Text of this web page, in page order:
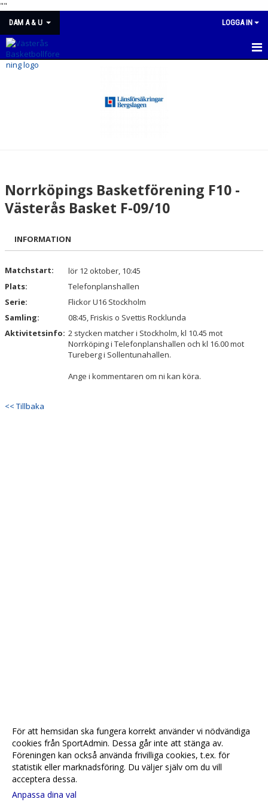
""
DAM A & U LOGGA IN
DAM A & U
BILDGALLERI
KONTAKT
Norrköpings Basketförening F10 -
Västerås Basket F-09/10
INFORMATION
Matchstart:
lör 12 oktober, 10:45
Plats:
Telefonplanshallen
Serie:
Flickor U16 Stockholm
Samling:
08:45, Friskis o Svettis Rocklunda
Aktivitetsinfo: 2 stycken matcher i Stockholm, kl 10.45 mot
Norrköping i Telefonplanshallen och kl 16.00 mot
Tureberg i Sollentunahallen.
Ange i kommentaren om ni kan köra.
<< Tillbaka
För att hemsidan ska fungera korrekt använder vi nödvändiga
cookies från SportAdmin. Dessa går inte att stänga av.
Föreningen kan också använda frivilliga cookies, t.ex. för
statistik eller marknadsföring. Du väljer själv om du vill
acceptera dessa.
Anpassa dina val